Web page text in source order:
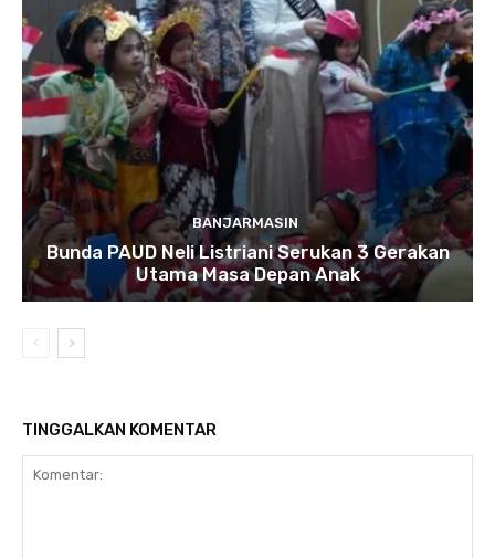
BANJARMASIN
Bunda PAUD Neli Listriani Serukan 3 Gerakan
Utama Masa Depan Anak
TINGGALKAN KOMENTAR